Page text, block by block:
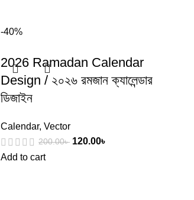
-40%
2026 Ramadan Calendar
Design / ২০২৬ রমজান ক্যালেন্ডার
ডিজাইন
Calendar, Vector
200.00৳ 120.00৳
Add to cart